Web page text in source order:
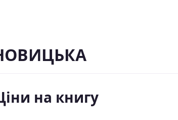
на книгу